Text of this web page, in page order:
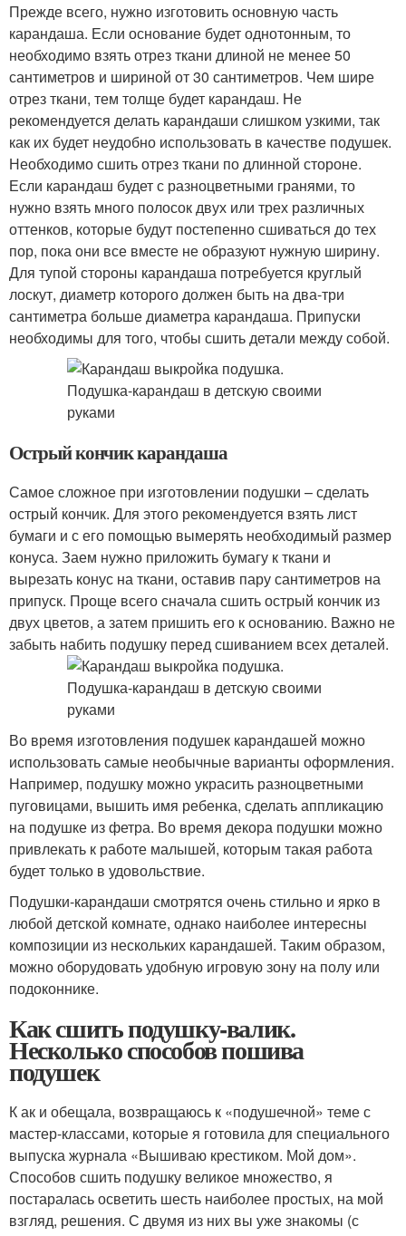
Прежде всего, нужно изготовить основную часть
карандаша. Если основание будет однотонным, то
необходимо взять отрез ткани длиной не менее 50
сантиметров и шириной от 30 сантиметров. Чем шире
отрез ткани, тем толще будет карандаш. Не
рекомендуется делать карандаши слишком узкими, так
как их будет неудобно использовать в качестве подушек.
Необходимо сшить отрез ткани по длинной стороне.
Если карандаш будет с разноцветными гранями, то
нужно взять много полосок двух или трех различных
оттенков, которые будут постепенно сшиваться до тех
пор, пока они все вместе не образуют нужную ширину.
Для тупой стороны карандаша потребуется круглый
лоскут, диаметр которого должен быть на два-три
сантиметра больше диаметра карандаша. Припуски
необходимы для того, чтобы сшить детали между собой.
Острый кончик карандаша
Самое сложное при изготовлении подушки – сделать
острый кончик. Для этого рекомендуется взять лист
бумаги и с его помощью вымерять необходимый размер
конуса. Заем нужно приложить бумагу к ткани и
вырезать конус на ткани, оставив пару сантиметров на
припуск. Проще всего сначала сшить острый кончик из
двух цветов, а затем пришить его к основанию. Важно не
забыть набить подушку перед сшиванием всех деталей.
Во время изготовления подушек карандашей можно
использовать самые необычные варианты оформления.
Например, подушку можно украсить разноцветными
пуговицами, вышить имя ребенка, сделать аппликацию
на подушке из фетра. Во время декора подушки можно
привлекать к работе малышей, которым такая работа
будет только в удовольствие.
Подушки-карандаши смотрятся очень стильно и ярко в
любой детской комнате, однако наиболее интересны
композиции из нескольких карандашей. Таким образом,
можно оборудовать удобную игровую зону на полу или
подоконнике.
Как сшить подушку-валик.
Несколько способов пошива
подушек
К ак и обещала, возвращаюсь к «подушечной» теме с
мастер-классами, которые я готовила для специального
выпуска журнала «Вышиваю крестиком. Мой дом».
Способов сшить подушку великое множество, я
постаралась осветить шесть наиболее простых, на мой
взгляд, решения. С двумя из них вы уже знакомы (с